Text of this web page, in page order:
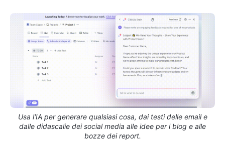
Usa l'IA per generare qualsiasi cosa, dai testi delle email e
dalle didascalie dei social media alle idee per i blog e alle
bozze dei report.